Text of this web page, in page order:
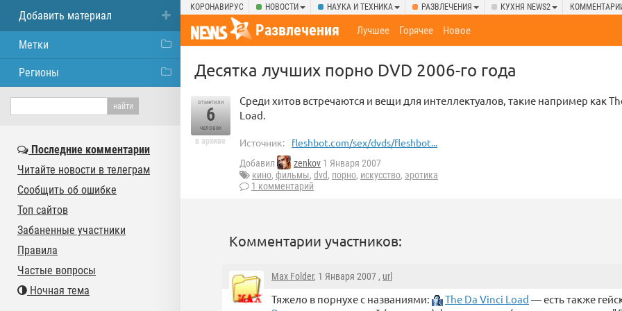
КОРОНАВИРУС НОВОСТИ НАУКА И ТЕХНИКА РАЗВЛЕЧЕНИЯ КУХНЯ NEWS2
Развлечения Лучшее Горячее Новое
Десятка лучших порно DVD 2006-го года
отметили
6
человек
в архиве
Среди хитов встречаются и вещи для интеллектуалов, такие например как
Load.
Источник: fleshbot.com/sex/dvds/fleshbot...
Добавил zenkov 1 Января 2007
кино, фильмы, dvd, порно, искусство, эротика
1 комментарий
Комментарии участников:
Max Folder, 1 Января 2007 , url
Тяжело в порнухе с названиями: The Da Vinci Load — есть также
Добавить материал
Метки
Регионы
Последние комментарии
Читайте новости в телеграм
Сообщить об ошибке
Топ сайтов
Забаненные участники
Правила
Частые вопросы
Ночная тема